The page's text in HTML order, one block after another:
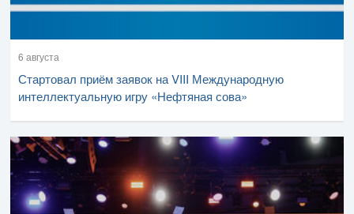
6 августа
Стартовал приём заявок на VIII Международную
интеллектуальную игру «Нефтяная сова»